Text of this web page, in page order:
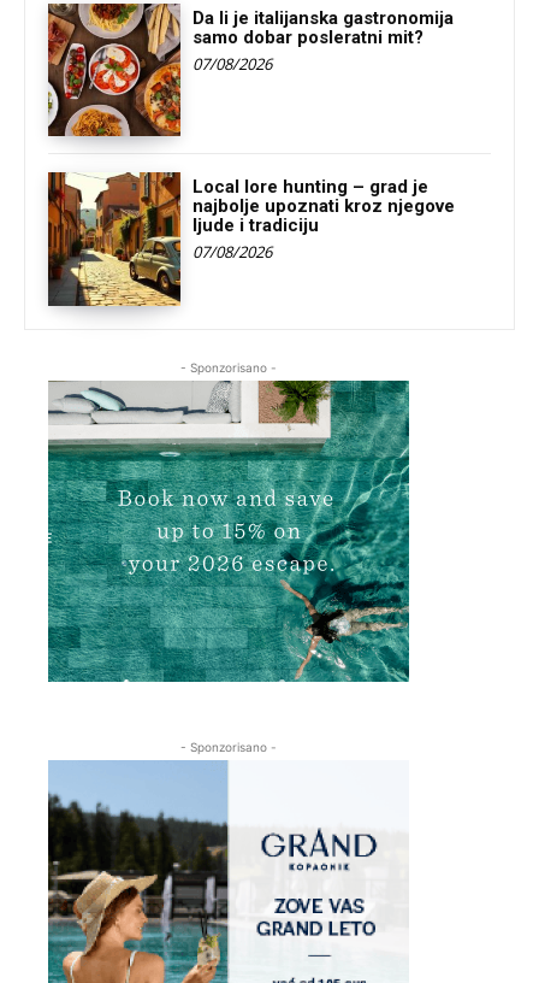
Da li je italijanska gastronomija
samo dobar posleratni mit?
07/08/2026
Local lore hunting – grad je
najbolje upoznati kroz njegove
ljude i tradiciju
07/08/2026
- Sponzorisano -
- Sponzorisano -